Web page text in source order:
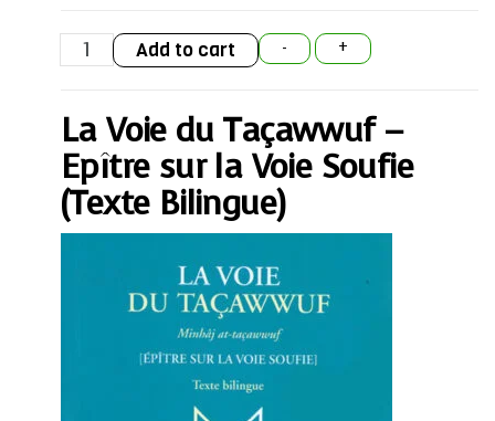
-
La
Voie
du
Epître
sur
la
Voie
Soufie
(Texte
Bilingue)
quantity
+
Add to cart
La Voie du Taçawwuf –
Epître sur la Voie Soufie
(Texte Bilingue)